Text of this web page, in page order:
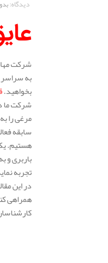
دیدگاه:
شرکت
به سراسر
بخواهید.
شرکت ما
مرغی را
هستیم.
باربری
تجربه
در این
همراهی